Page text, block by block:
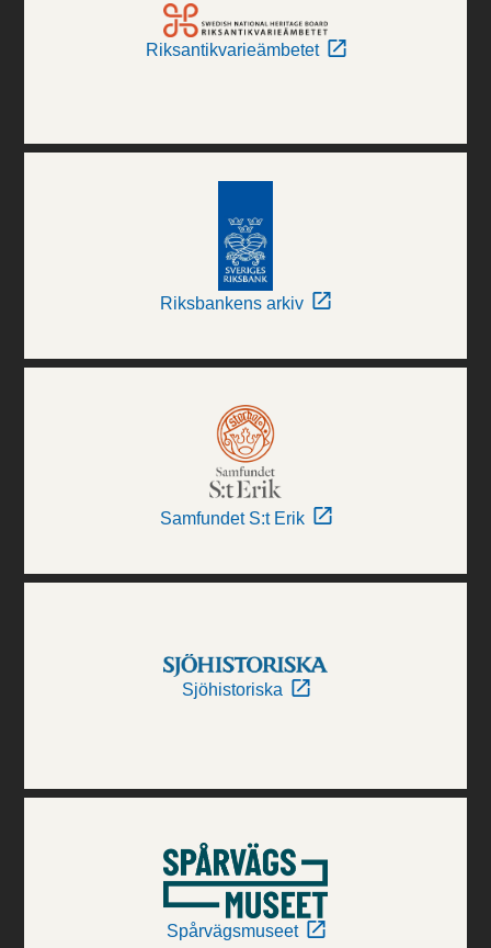
Riksantikvarieämbetet
Riksbankens arkiv
Samfundet S:t Erik
Sjöhistoriska
Spårvägsmuseet